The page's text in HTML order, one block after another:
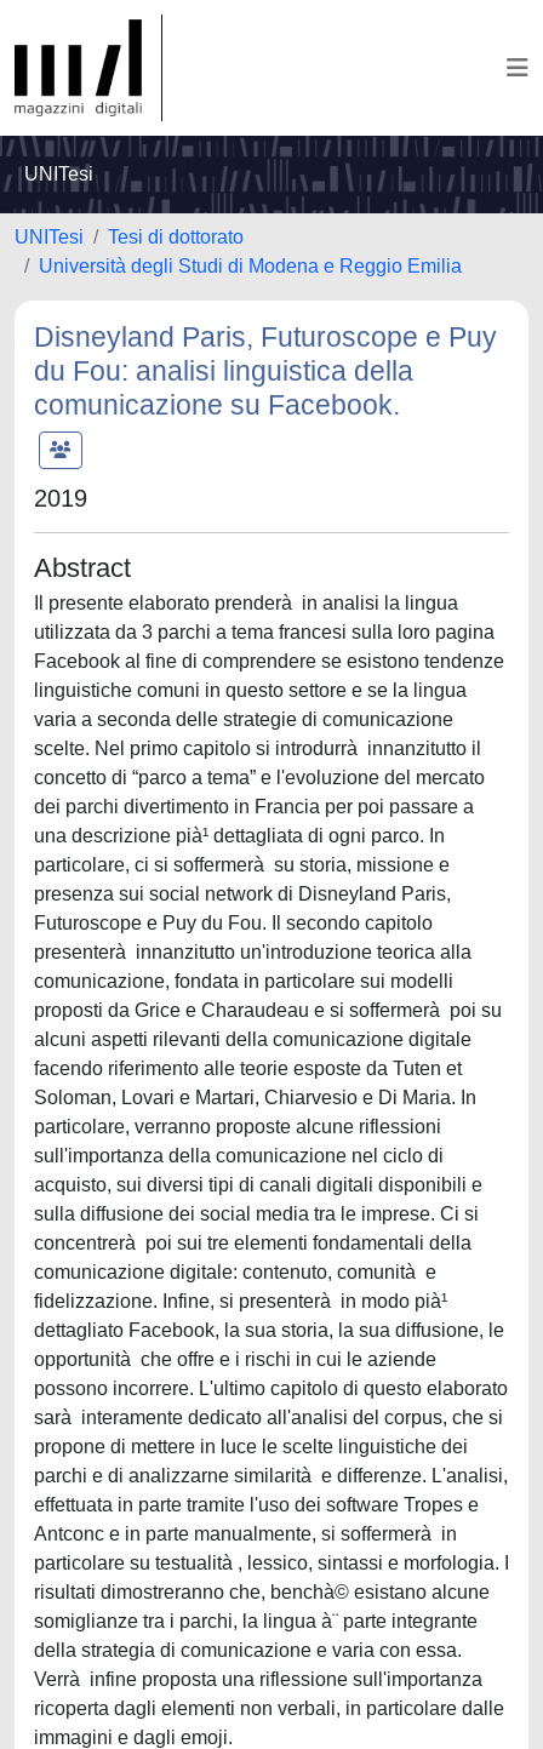
UNITesi
UNITesi
Tesi di dottorato
Università degli Studi di Modena e Reggio Emilia
Disneyland Paris, Futuroscope e Puy
du Fou: analisi linguistica della
comunicazione su Facebook.
2019
Abstract
Il presente elaborato prenderà in analisi la lingua
utilizzata da 3 parchi a tema francesi sulla loro pagina
Facebook al fine di comprendere se esistono tendenze
linguistiche comuni in questo settore e se la lingua
varia a seconda delle strategie di comunicazione
scelte. Nel primo capitolo si introdurrà innanzitutto il
concetto di “parco a tema” e l'evoluzione del mercato
dei parchi divertimento in Francia per poi passare a
una descrizione pià¹ dettagliata di ogni parco. In
particolare, ci si soffermerà su storia, missione e
presenza sui social network di Disneyland Paris,
Futuroscope e Puy du Fou. Il secondo capitolo
presenterà innanzitutto un'introduzione teorica alla
comunicazione, fondata in particolare sui modelli
proposti da Grice e Charaudeau e si soffermerà poi su
alcuni aspetti rilevanti della comunicazione digitale
facendo riferimento alle teorie esposte da Tuten et
Soloman, Lovari e Martari, Chiarvesio e Di Maria. In
particolare, verranno proposte alcune riflessioni
sull'importanza della comunicazione nel ciclo di
acquisto, sui diversi tipi di canali digitali disponibili e
sulla diffusione dei social media tra le imprese. Ci si
concentrerà poi sui tre elementi fondamentali della
comunicazione digitale: contenuto, comunità e
fidelizzazione. Infine, si presenterà in modo pià¹
dettagliato Facebook, la sua storia, la sua diffusione, le
opportunità che offre e i rischi in cui le aziende
possono incorrere. L'ultimo capitolo di questo elaborato
sarà interamente dedicato all'analisi del corpus, che si
propone di mettere in luce le scelte linguistiche dei
parchi e di analizzarne similarità e differenze. L'analisi,
effettuata in parte tramite l'uso dei software Tropes e
Antconc e in parte manualmente, si soffermerà in
particolare su testualità , lessico, sintassi e morfologia. I
risultati dimostreranno che, benchà© esistano alcune
somiglianze tra i parchi, la lingua à¨ parte integrante
della strategia di comunicazione e varia con essa.
Verrà infine proposta una riflessione sull'importanza
ricoperta dagli elementi non verbali, in particolare dalle
immagini e dagli emoji.